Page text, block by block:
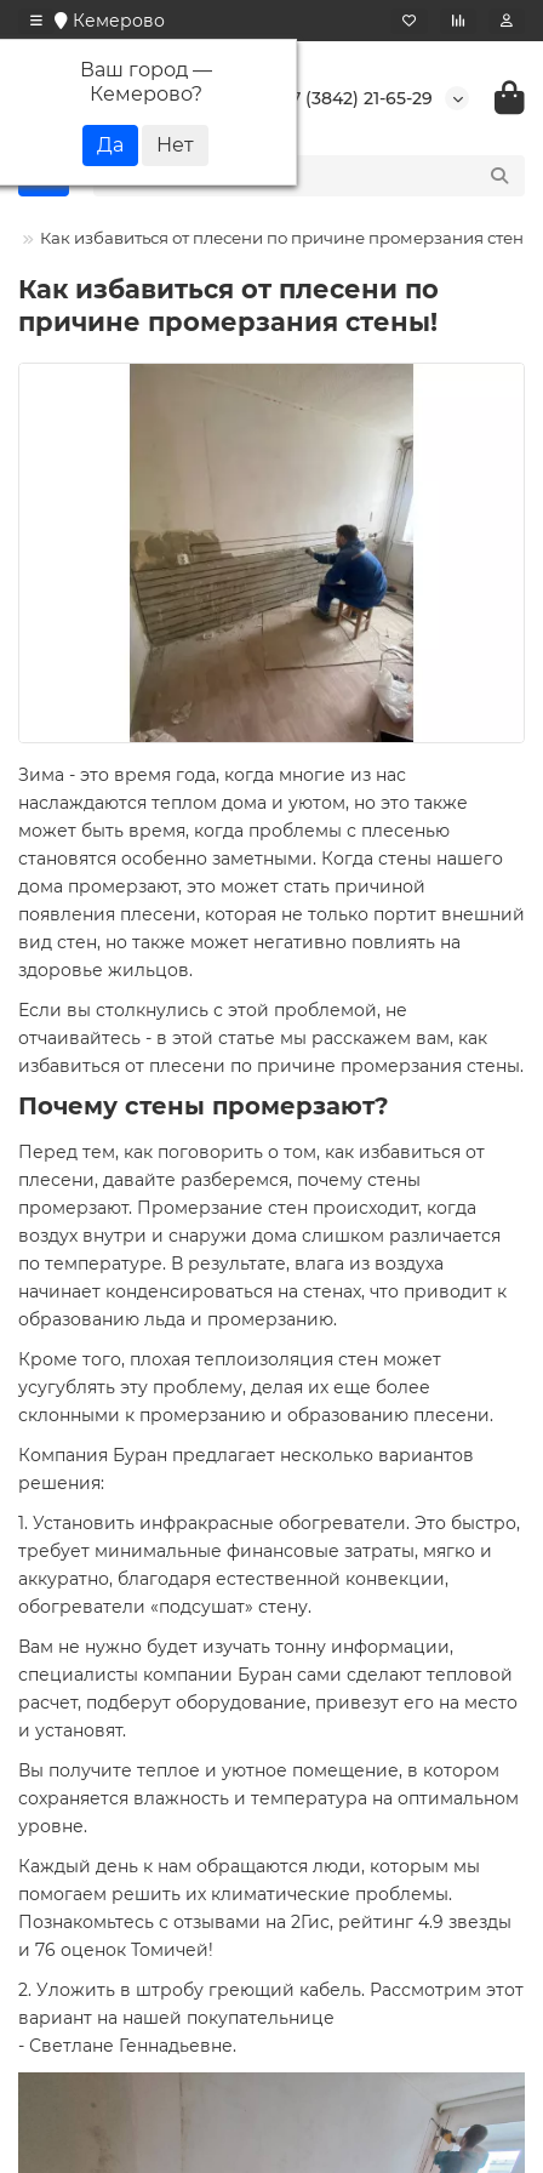
Кемерово
Ваш город —
Кемерово? +7 (3842) 21-65-29
Как избавиться от плесени по причине промерзания стены!
Как избавиться от плесени по
причине промерзания стены!
Зима - это время года, когда многие из нас
наслаждаются теплом дома и уютом, но это также
может быть время, когда проблемы с плесенью
становятся особенно заметными. Когда стены нашего
дома промерзают, это может стать причиной
появления плесени, которая не только портит внешний
вид стен, но также может негативно повлиять на
здоровье жильцов.
Если вы столкнулись с этой проблемой, не
отчаивайтесь - в этой статье мы расскажем вам, как
избавиться от плесени по причине промерзания стены.
Почему стены промерзают?
Перед тем, как поговорить о том, как избавиться от
плесени, давайте разберемся, почему стены
промерзают. Промерзание стен происходит, когда
воздух внутри и снаружи дома слишком различается
по температуре. В результате, влага из воздуха
начинает конденсироваться на стенах, что приводит к
образованию льда и промерзанию.
Кроме того, плохая теплоизоляция стен может
усугублять эту проблему, делая их еще более
склонными к промерзанию и образованию плесени.
Компания Буран предлагает несколько вариантов
решения:
1. Установить инфракрасные обогреватели. Это быстро,
требует минимальные финансовые затраты, мягко и
аккуратно, благодаря естественной конвекции,
обогреватели «подсушат» стену.
Вам не нужно будет изучать тонну информации,
специалисты компании Буран сами сделают тепловой
расчет, подберут оборудование, привезут его на место
и установят.
Вы получите теплое и уютное помещение, в котором
сохраняется влажность и температура на оптимальном
уровне.
Каждый день к нам обращаются люди, которым мы
помогаем решить их климатические проблемы.
Познакомьтесь с отзывами на 2Гис, рейтинг 4.9 звезды
и 76 оценок Томичей!
2. Уложить в штробу греющий кабель. Рассмотрим этот
вариант на нашей покупательнице
- Светлане Геннадьевне.